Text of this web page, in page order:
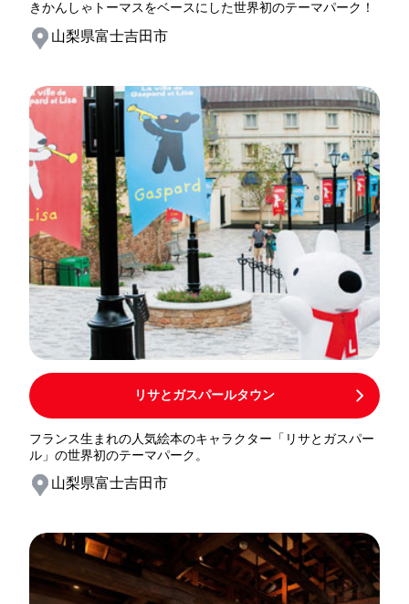
きかんしゃトーマスをベースにした世界初のテーマパーク！
山梨県富士吉田市
リサとガスパールタウン
フランス生まれの人気絵本のキャラクター「リサとガスパー
ル」の世界初のテーマパーク。
山梨県富士吉田市